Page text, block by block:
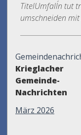
TitelUmfall´n tut
umschneiden
Krieglacher
Gemeinde-
Nachrichten
März 2026